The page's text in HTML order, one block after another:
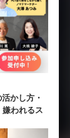
かし方・
われるス